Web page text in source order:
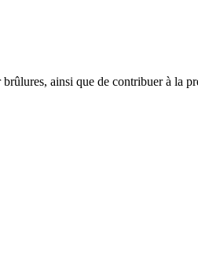
ainsi que de contribuer à la